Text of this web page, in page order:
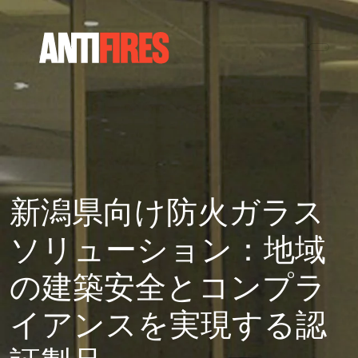
新潟県向け防火ガラス
ソリューション：地域
の建築安全とコンプラ
イアンスを実現する認